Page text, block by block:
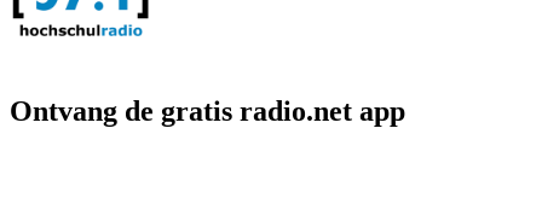
Ontvang de gratis radio.net app